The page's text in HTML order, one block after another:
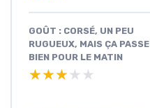
GOÛT : CORSÉ, UN PEU
RUGUEUX, MAIS ÇA PASSE
BIEN POUR LE MATIN
★★★★★
★★★★★